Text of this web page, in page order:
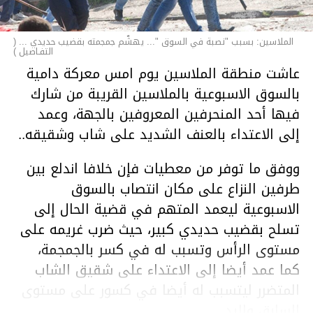
الملاسين: بسبب "نصبة في السوق "... يهشّم جمجمته بقضيب حديدي ... (
التفـاصيل )
عاشت منطقة الملاسين يوم امس معركة دامية
بالسوق الاسبوعية بالملاسين القريبة من شارك
فيها أحد المنحرفين المعروفين بالجهة، وعمد
إلى الاعتداء بالعنف الشديد على شاب وشقيقه..
ووفق ما توفر من معطيات فإن خلافا اندلع بين
طرفين النزاع على مكان انتصاب بالسوق
الاسبوعية ليعمد المتهم في قضية الحال إلى
تسلح بقضيب حديدي كبير، حيث ضرب غريمه على
مستوى الرأس وتسبب له في كسر بالجمجمة،
كما عمد أيضا إلى الاعتداء على شقيق الشاب
المتضرر ليتسبب له أيضا في كسور على مستوى